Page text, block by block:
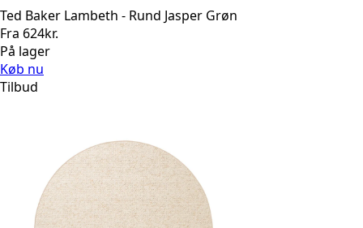
Ted Baker Lambeth - Rund Jasper Grøn
Fra 624kr.
På lager
Køb nu
Tilbud